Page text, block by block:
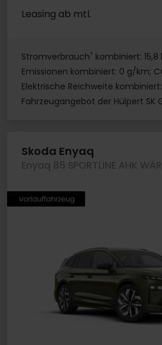
Leasing ab mtl.
Stromverbrauch* kombiniert:
Emissionen kombiniert: 0 g/km;
Elektrische Reichweite
Fahrzeugangebot der Hülpert SK
Skoda Enyaq